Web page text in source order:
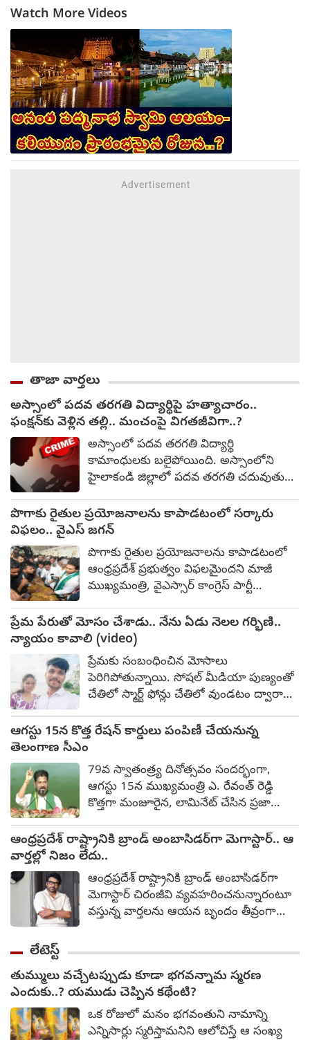
Watch More Videos
తాజా వార్తలు
అస్సాంలో పదవ తరగతి విద్యార్థిపై హత్యాచారం..
ఫంక్షన్‌కు వెళ్లిన తల్లి.. మంచంపై విగతజీవిగా..?
అస్సాంలో పదవ తరగతి విద్యార్థి
కామాంధులకు బలైపోయింది. అస్సాంలోని
హైలాకండి జిల్లాలో పదవ తరగతి చదువుతున్న
హత్యకు సంబంధించి ఒక మైనర్‌తో సహా
ముగ్గురిని అరెస్టు చేసినట్లు పోలీసులు
తెలిపారు. ఆగస్టు 1 రాత్రి, పొరుగింటిలో జరిగిన
ఒక కార్యక్రమానికి హాజరై ఇంటికి తిరిగి వచ్చిన
బాధితురాలి తల్లి, తన కుమార్తె మంచంపై
విగతజీవిగా పడి ఉండటాన్ని గమనించడంతో
ఈ ఘటన వెలుగులోకి వచ్చింది.
పొగాకు రైతుల ప్రయోజనాలను కాపాడటంలో సర్కారు
విఫలం.. వైఎస్ జగన్
పొగాకు రైతుల ప్రయోజనాలను కాపాడటంలో
ఆంధ్రప్రదేశ్ ప్రభుత్వం విఫలమైందని మాజీ
ముఖ్యమంత్రి, వైఎస్సార్ కాంగ్రెస్ పార్టీ
ఆరోపించారు. రైతుల పంటకు గిట్టుబాటు ధరలు
కల్పించేందుకు తక్షణ చర్యలు చేపట్టాలని
ఆయన డిమాండ్ చేశారు. తూర్పు గోదావరి
జిల్లాలోని దేవరపల్లి పొగాకు వేలం కేంద్రం వద్ద
రైతులతో మాట్లాడిన జగన్, వేలం ధరలు
తక్కువగా ఉండటం మరియు కొనుగోళ్లు సరిగ్గా
జరగకపోవడం వల్ల రైతులు భారీ నష్టాలను
చవిచూస్తున్నారని పేర్కొన్నారు.
ప్రేమ పేరుతో మోసం చేశాడు.. నేను ఏడు నెలల గర్భిణి..
న్యాయం కావాలి (video)
ప్రేమకు సంబంధించిన మోసాలు
పెరిగిపోతున్నాయి. సోషల్ మీడియా పుణ్యంతో
చేతిలో స్మార్ట్ ఫోన్లు చేతిలో వుండటం ద్వారా
పరిచయాలు కాస్త ప్రేమగా, ఆపై మోసాలుగా
ప్రియుడు మోసం చేశాడని, ఓ యువతి అతని
ఇంటి ముందు నిరసన తెలిపింది. ఈ ఘటన
హైదరాబాదులో చోటుచేసుకుంది.
ఆగస్టు 15న కొత్త రేషన్ కార్డులు పంపిణీ చేయనున్న
తెలంగాణ సీఎం
79వ స్వాతంత్ర్య దినోత్సవం సందర్భంగా,
ఆగస్టు 15న ముఖ్యమంత్రి ఎ. రేవంత్ రెడ్డి
కొత్తగా మంజూరైన, లామినేట్ చేసిన ప్రజా
పంపిణీ చేయనున్నారు. రాష్ట్రవ్యాప్తంగా ఈ
కార్యక్రమాన్ని ప్రారంభించేందుకు సంబంధించిన
షెడ్యూల్‌కు ముఖ్యమంత్రి ఆమోదం తెలిపారని
నీటిపారుదల, పౌర సరఫరాల శాఖ మంత్రి ఎన్.
ఉత్తమ్ కుమార్ రెడ్డి ఒక అధికారిక ప్రకటనలో
తెలిపారు. సంగారెడ్డిలో రాష్ట్ర స్థాయి
ముఖ్యమంత్రి స్వయంగా కొత్త రేషన్ కార్డుల
పంపిణీని లాంఛనంగా ప్రారంభిస్తారు. అదే
సమయంలో, తెలంగాణ వ్యాప్తంగా ఉన్న
మొత్తం 119 అసెంబ్లీ నియోజకవర్గాల్లో ఇలాంటి
పంపిణీ కార్యక్రమాలను నిర్వహిస్తారు.
ఆంధ్రప్రదేశ్ రాష్ట్రానికి బ్రాండ్ అంబాసిడర్‌గా మెగాస్టార్.. ఆ
వార్తల్లో నిజం లేదు..
ఆంధ్రప్రదేశ్ రాష్ట్రానికి బ్రాండ్ అంబాసిడర్‌గా
మెగాస్టార్ చిరంజీవి వ్యవహరించనున్నారంటూ
వస్తున్న వార్తలను ఆయన బృందం తీవ్రంగా
చేయవద్దని మీడియాను కోరింది. గత రెండు
రోజులుగా ఆయనకు సంబంధించిన వార్తలు
ప్రచారంలో ఉన్నాయి, వాటిని ఖండిస్తున్నామని
మెగాస్టార్ బృందం వెల్లడించింది.
లేటెస్ట్
తుమ్ములు వచ్చేటప్పుడు కూడా భగవన్నామ స్మరణ
ఎందుకు..? యముడు చెప్పిన కథేంటి?
ఒక రోజులో మనం భగవంతుని నామాన్ని
ఎన్నిసార్లు స్మరిస్తామనిని ఆలోచిస్తే ఆ సంఖ్య